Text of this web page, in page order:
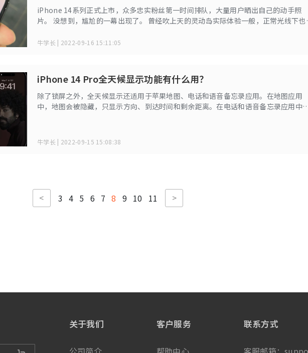
iPhone 14系列正式上市，众多忠实粉丝第一时间排队，大量用户晒出自己的动手照
片。 没想到，尴尬的一幕出现了。 曾经吹上天的灵动岛实际体验一般，正常光线下也
牛学长 | 2022-09-16 15:11:05
iPhone 14 Pro全天候显示功能有什么用？
除了锁屏之外，全天候显示还适用于苹果地图、电话和语音备忘录应用。在地图应用
中，地图会被隐藏，只显示方向、到达时间和剩余距离。在电话和语音备忘录应用中
牛学长 | 2022-09-15 15:08:38
< 3 4 5 6 7 8 9 10 11 >
关于我们 客户服务 联系方式